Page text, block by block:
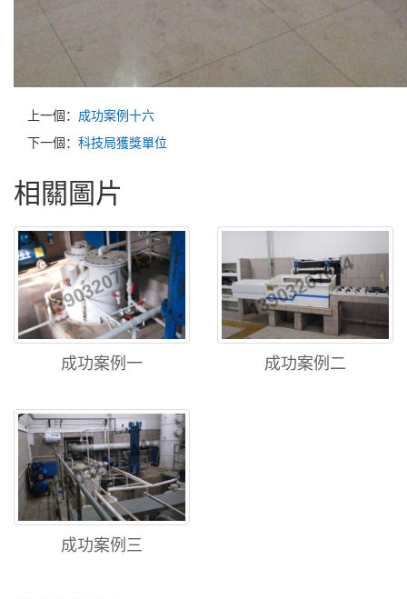
上一個： 成功案例十六
下一個： 科技局獲獎單位
相關圖片
成功案例一 成功案例二
成功案例三